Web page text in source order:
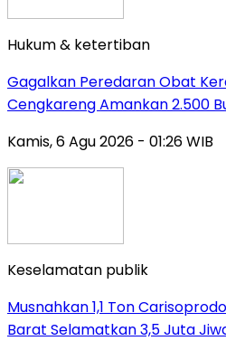
Hukum & ketertiban
Gagalkan Peredaran Obat
Cengkareng Amankan 2.500
Kamis, 6 Agu 2026 - 01:26 WIB
Keselamatan publik
Musnahkan 1,1 Ton
Barat Selamatkan 3,5 Juta